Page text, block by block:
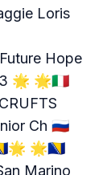
Loris
Hope
🌟 🌟🇮🇹
Ch 🇷🇺
🌟🇧🇦
Marino